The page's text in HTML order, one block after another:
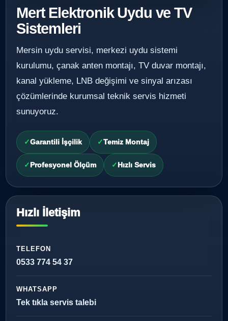
Mert Elektronik Uydu ve TV
Sistemleri
Mersin uydu servisi, merkezi uydu sistemi
kurulumu, çanak anten montajı, TV duvar montajı,
kanal yükleme, LNB değişimi ve sinyal arızası
çözümlerinde kurumsal teknik servis hizmeti
sunuyoruz.
Garantili İşçilik Temiz Montaj
Profesyonel Ölçüm Hızlı Servis
Hızlı İletişim
TELEFON
0533 774 54 37
WHATSAPP
Tek tıkla servis talebi